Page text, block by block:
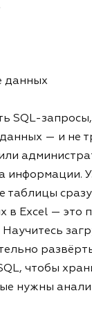
данных
SQL-
— и не
информации.
таблицы сразу
в Excel — это
Научитесь
чтобы
нужны